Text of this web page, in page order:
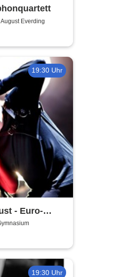
Everding
19:30 Uhr
- Euro-
19:30 Uhr